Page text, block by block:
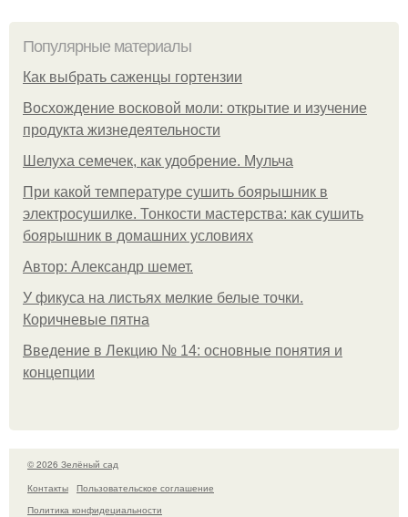
Популярные материалы
Как выбрать саженцы гортензии
Восхождение восковой моли: открытие и изучение
продукта жизнедеятельности
Шелуха семечек, как удобрение. Мульча
При какой температуре сушить боярышник в
электросушилке. Тонкости мастерства: как сушить
боярышник в домашних условиях
Автор: Александр шемет.
У фикуса на листьях мелкие белые точки.
Коричневые пятна
Введение в Лекцию № 14: основные понятия и
концепции
© 2026 Зелёный сад
Контакты
Пользовательское соглашение
Политика конфидециальности